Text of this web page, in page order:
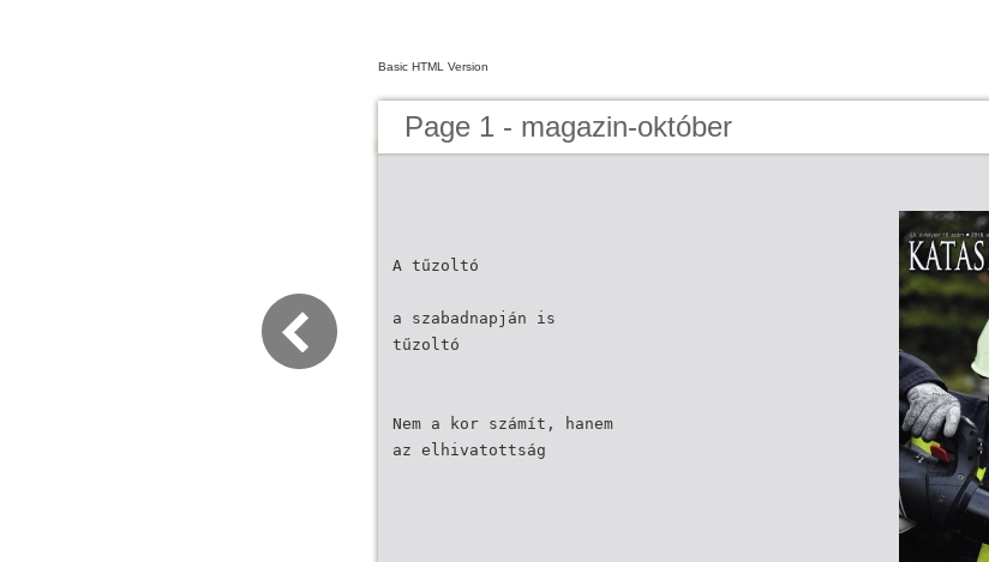
Basic HTML Version
Page 1 - magazin-október
A tűzoltó
a szabadnapján is
tűzoltó
Nem a kor számít, hanem
az elhivatottság